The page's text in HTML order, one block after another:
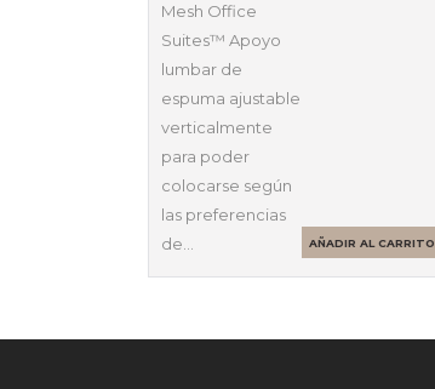
Mesh Office
Suites™ Apoyo
lumbar de
espuma ajustable
verticalmente
para poder
colocarse según
las preferencias
de…
AÑADIR AL CARRITO